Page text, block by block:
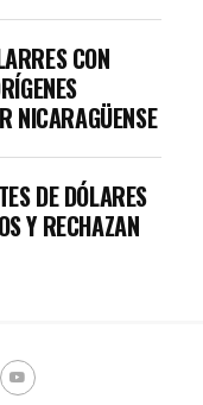
CON
NICARAGÜENSE
DE DÓLARES
Y RECHAZAN